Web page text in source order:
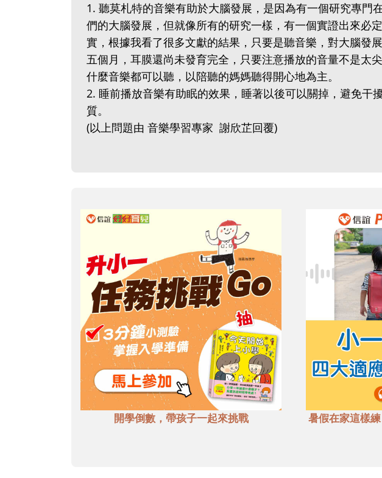
1. 聽莫札特的音樂有助於大腦發展，是因為有一個研究專門
們的大腦發展，但就像所有的研究一樣，有一個實證出來必
實，根據我看了很多文獻的結果，只要是聽音樂，對大腦發
五個月，耳膜還尚未發育完全，只要注意播放的音量不是太
什麼音樂都可以聽，以陪聽的媽媽聽得開心地為主。
2. 睡前播放音樂有助眠的效果，睡著以後可以關掉，避免干
質。
(以上問題由 音樂學習專家 謝欣芷回覆)
開學倒數，帶孩子一起來挑戰
暑假在家這樣